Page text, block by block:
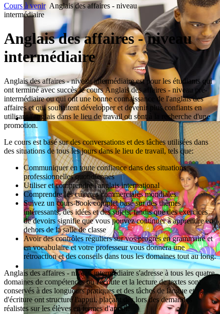
JE M'INSCRIS
Cours à venir Anglais des affaires - niveau
intermédiaire
Anglais des affaires - niveau
intermédiaire
Anglais des affaires - niveau intermédiaire est pour les étudiants qui
ont terminé avec succès le cours Anglais des affaires - niveau pré-
intermédiaire ou qui ont une bonne connaissance de l'anglais des
affaires et qui souhaitent développer et devenir plus confiants en
utilisant l'anglais dans le lieu de travail ou sont à la recherche d'une
promotion.
Le cours est basé sur des conversations et des tâches utilisées dans
des situations de tous les jours dans le lieu de travail, tels que:
Communiquer en toute confiance dans des situations
professionnelles quotidiennes
Utiliser et comprendre l'anglais international
Comprendre les cultures commerciales mondiales
Suivez un cours-book complet basé sur des thèmes
intéressants, des idées et des sujets, tandis que des exercices
de devoirs signifie que vous pouvez continuer à apprendre en
dehors de la salle de classe
Avoir des contrôles réguliers sur vos progrès en grammaire et
en vocabulaire et votre professeur vous donnera une
rétroaction et des conseils dans tous les domaines tout au long.
Anglais des affaires - niveau intermédiaire s'adresse à tous les quatre
domaines de compétences où l'écoute et la lecture de textes sont
conservés à des longueurs pratiques et des tâches de langue et
d'écriture ont structuré l'appui, plaçant dès lors des demandes
réalistes sur les élèves en termes d'appui.